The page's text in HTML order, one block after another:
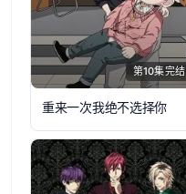
第10集完结
重来一次我绝不选择你